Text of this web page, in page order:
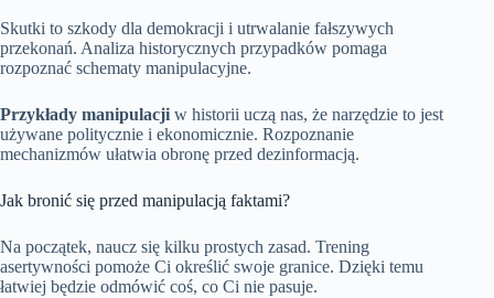
Skutki to szkody dla demokracji i utrwalanie fałszywych
przekonań. Analiza historycznych przypadków pomaga
rozpoznać schematy manipulacyjne.
Przykłady manipulacji w historii uczą nas, że narzędzie to jest
używane politycznie i ekonomicznie. Rozpoznanie
mechanizmów ułatwia obronę przed dezinformacją.
Jak bronić się przed manipulacją faktami?
Na początek, naucz się kilku prostych zasad. Trening
asertywności pomoże Ci określić swoje granice. Dzięki temu
łatwiej będzie odmówić coś, co Ci nie pasuje.